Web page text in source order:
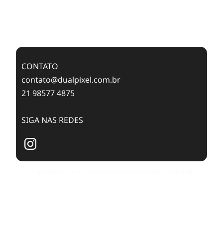
CONTATO
contato@dualpixel.com.br
21 98577 4875
SIGA NAS REDES